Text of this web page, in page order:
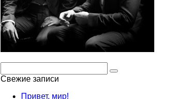
Свежие записи
Привет, мир!